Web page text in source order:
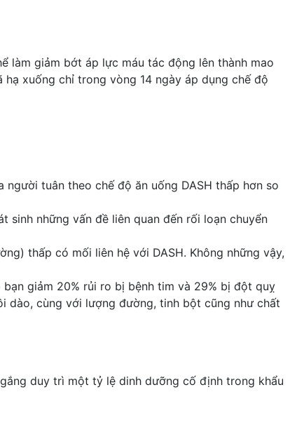
làm giảm bớt áp lực máu tác động lên thành mao
xuống chỉ trong vòng 14 ngày áp dụng chế độ
người tuân theo chế độ ăn uống DASH thấp hơn so
sinh những vấn đề liên quan đến rối loạn chuyển
thấp có mối liên hệ với DASH. Không những vậy,
giảm 20% rủi ro bị bệnh tim và 29% bị đột quỵ
dào, cùng với lượng đường, tinh bột cũng như chất
duy trì một tỷ lệ dinh dưỡng cố định trong khẩu